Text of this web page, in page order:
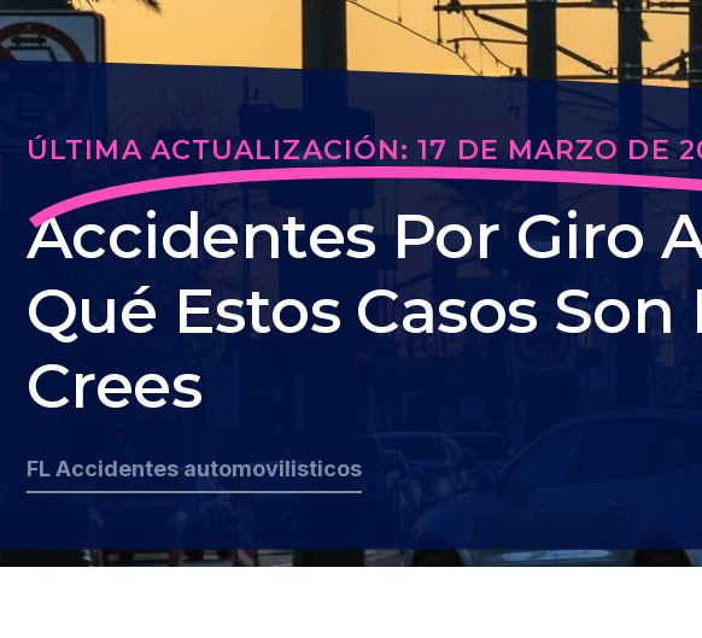
ÚLTIMA ACTUALIZACIÓN: 17 DE MARZO DE
Accidentes Por Giro
Qué Estos Casos
Crees
FL Accidentes automovilisticos